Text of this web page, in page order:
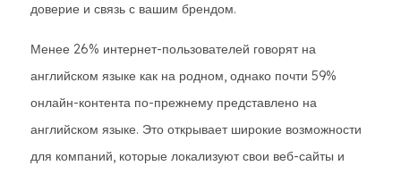
доверие и связь с вашим брендом.
Менее 26% интернет-пользователей говорят на
английском языке как на родном, однако почти 59%
онлайн-контента по-прежнему представлено на
английском языке. Это открывает широкие возможности
для компаний, которые локализуют свои веб-сайты и